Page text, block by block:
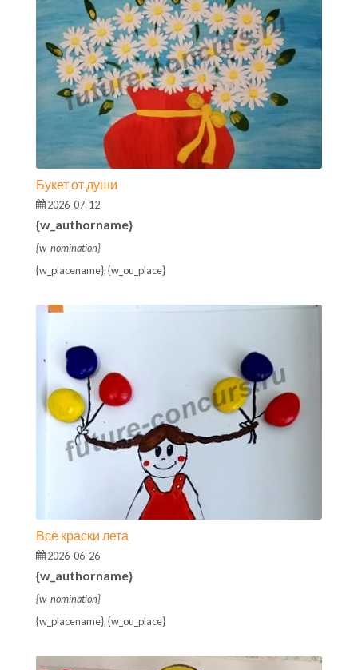
Букет от души
2026-07-12
{w_authorname}
{w_nomination}
{w_placename}, {w_ou_place}
Всё краски лета
2026-06-26
{w_authorname}
{w_nomination}
{w_placename}, {w_ou_place}